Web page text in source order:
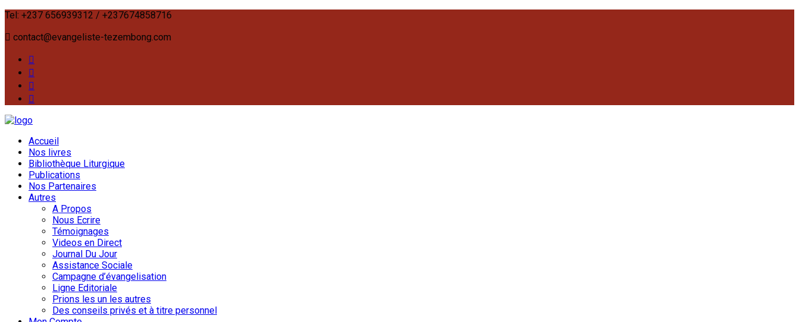
Tel: +237 656939312 / +237674858716
contact@evangeliste-tezembong.com
Accueil
Nos livres
Bibliothèque Liturgique
Publications
Nos Partenaires
Autres
A Propos
Nous Ecrire
Témoignages
Videos en Direct
Journal Du Jour
Assistance Sociale
Campagne d’évangelisation
Ligne Editoriale
Prions les un les autres
Des conseils privés et à titre personnel